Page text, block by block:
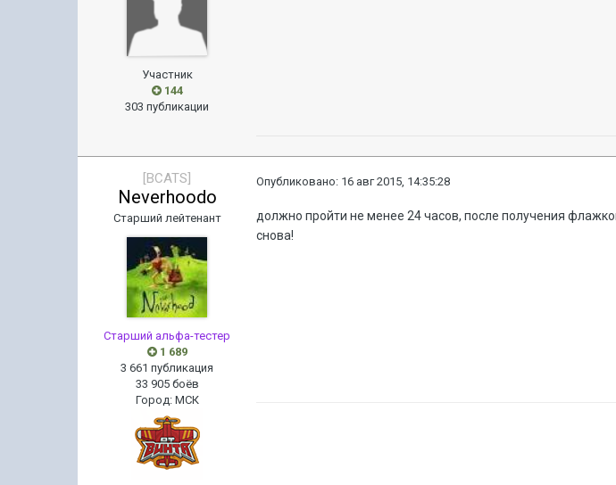
Участник
144
303 публикации
[BCATS]
Neverhoodo
Старший лейтенант
Старший альфа-тестер
1 689
3 661 публикация
33 905 боёв
Город: МСК
Опубликовано: 16 авг 2015, 14:35:28
должно пройти не менее 24 часов, после получения
снова!